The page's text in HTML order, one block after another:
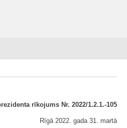
rīkojums Nr. 2022/1.2.1.-105
Rīgā 2022. gada 31. martā